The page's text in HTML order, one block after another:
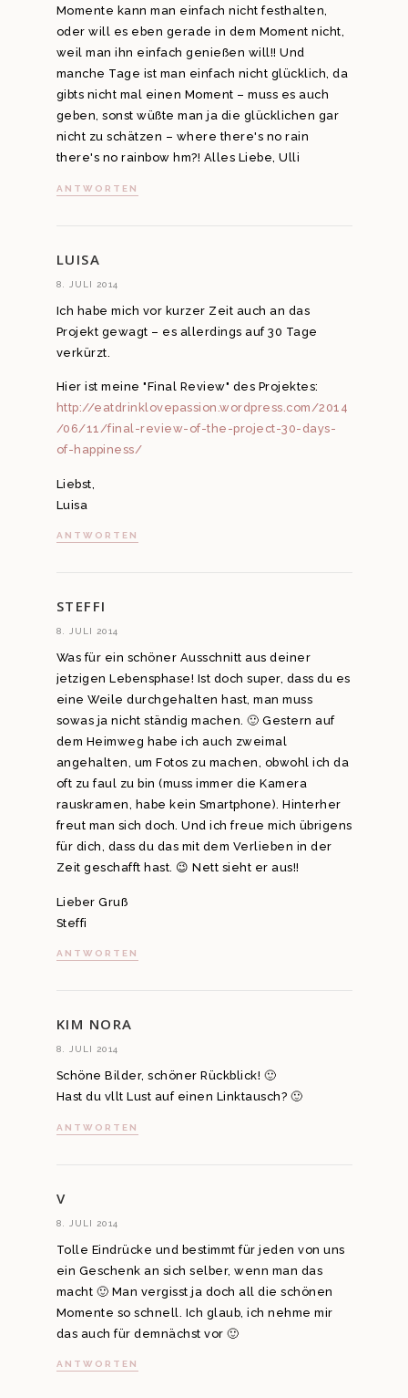
Momente kann man einfach nicht festhalten,
oder will es eben gerade in dem Moment nicht,
weil man ihn einfach genießen will!! Und
manche Tage ist man einfach nicht glücklich, da
gibts nicht mal einen Moment – muss es auch
geben, sonst wüßte man ja die glücklichen gar
nicht zu schätzen – where there's no rain
there's no rainbow hm?! Alles Liebe, Ulli
ANTWORTEN
LUISA
8. JULI 2014
Ich habe mich vor kurzer Zeit auch an das
Projekt gewagt – es allerdings auf 30 Tage
verkürzt.
Hier ist meine "Final Review" des Projektes:
http://eatdrinklovepassion.wordpress.com/2014
/06/11/final-review-of-the-project-30-days-
of-happiness/
Liebst,
Luisa
ANTWORTEN
STEFFI
8. JULI 2014
Was für ein schöner Ausschnitt aus deiner
jetzigen Lebensphase! Ist doch super, dass du es
eine Weile durchgehalten hast, man muss
sowas ja nicht ständig machen. 🙂 Gestern auf
dem Heimweg habe ich auch zweimal
angehalten, um Fotos zu machen, obwohl ich da
oft zu faul zu bin (muss immer die Kamera
rauskramen, habe kein Smartphone). Hinterher
freut man sich doch. Und ich freue mich übrigens
für dich, dass du das mit dem Verlieben in der
Zeit geschafft hast. 😉 Nett sieht er aus!!
Lieber Gruß
Steffi
ANTWORTEN
KIM NORA
8. JULI 2014
Schöne Bilder, schöner Rückblick! 🙂
Hast du vllt Lust auf einen Linktausch? 🙂
ANTWORTEN
V
8. JULI 2014
Tolle Eindrücke und bestimmt für jeden von uns
ein Geschenk an sich selber, wenn man das
macht 🙂 Man vergisst ja doch all die schönen
Momente so schnell. Ich glaub, ich nehme mir
das auch für demnächst vor 🙂
ANTWORTEN